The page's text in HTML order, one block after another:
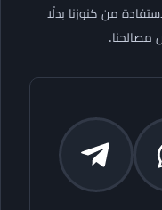
من كنوزنا بدلًا
مصالحنا.